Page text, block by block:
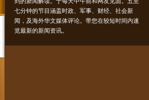
七分钟的节目涵盖时政、军事、财经、社会新
闻，及海外华文媒体评论。带您在较短时间内速
览最新的新闻资讯。